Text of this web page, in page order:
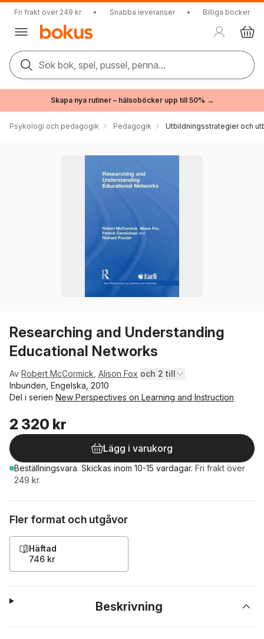
Fri frakt över 249 kr • Snabba leveranser • Billiga böcker
Sök bok, spel, pussel, penna...
Skapa nya rutiner – hälsoböcker upp till 50% →
Psykologi och pedagogik Pedagogik Utbildningsstrategier och
Researching and Understanding
Educational Networks
Av Robert McCormick Alison Fox och 2 till
Inbunden, Engelska, 2010
Del i serien New Perspectives on Learning and Instruction
2 320 kr
Lägg i varukorg
Beställningsvara. Skickas inom 10-15 vardagar. Fri frakt över
249 kr.
Fler format och utgåvor
Häftad
746 kr
Beskrivning